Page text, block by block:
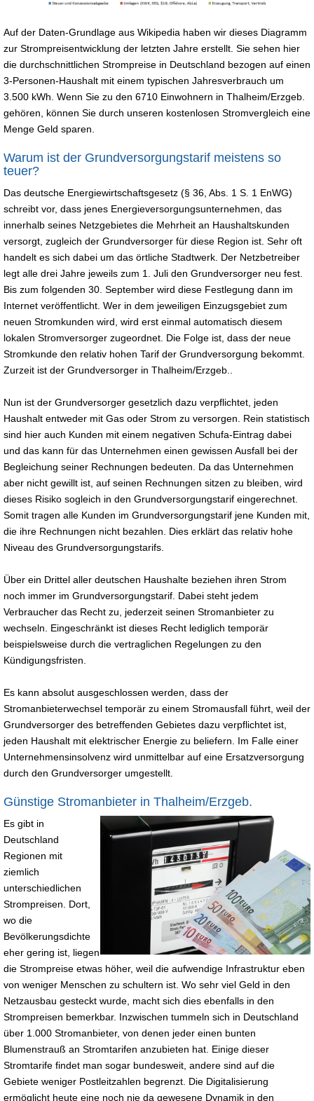
Auf der Daten-Grundlage aus Wikipedia haben wir dieses Diagramm
zur Strompreisentwicklung der letzten Jahre erstellt. Sie sehen hier
die durchschnittlichen Strompreise in Deutschland bezogen auf einen
3-Personen-Haushalt mit einem typischen Jahresverbrauch um
3.500 kWh. Wenn Sie zu den 6710 Einwohnern in Thalheim/Erzgeb.
gehören, können Sie durch unseren kostenlosen Stromvergleich eine
Menge Geld sparen.
Warum ist der Grundversorgungstarif meistens so
teuer?
Das deutsche Energiewirtschaftsgesetz (§ 36, Abs. 1 S. 1 EnWG)
schreibt vor, dass jenes Energieversorgungsunternehmen, das
innerhalb seines Netzgebietes die Mehrheit an Haushaltskunden
versorgt, zugleich der Grundversorger für diese Region ist. Sehr oft
handelt es sich dabei um das örtliche Stadtwerk. Der Netzbetreiber
legt alle drei Jahre jeweils zum 1. Juli den Grundversorger neu fest.
Bis zum folgenden 30. September wird diese Festlegung dann im
Internet veröffentlicht. Wer in dem jeweiligen Einzugsgebiet zum
neuen Stromkunden wird, wird erst einmal automatisch diesem
lokalen Stromversorger zugeordnet. Die Folge ist, dass der neue
Stromkunde den relativ hohen Tarif der Grundversorgung bekommt.
Zurzeit ist der Grundversorger in Thalheim/Erzgeb..
Nun ist der Grundversorger gesetzlich dazu verpflichtet, jeden
Haushalt entweder mit Gas oder Strom zu versorgen. Rein statistisch
sind hier auch Kunden mit einem negativen Schufa-Eintrag dabei
und das kann für das Unternehmen einen gewissen Ausfall bei der
Begleichung seiner Rechnungen bedeuten. Da das Unternehmen
aber nicht gewillt ist, auf seinen Rechnungen sitzen zu bleiben, wird
dieses Risiko sogleich in den Grundversorgungstarif eingerechnet.
Somit tragen alle Kunden im Grundversorgungstarif jene Kunden mit,
die ihre Rechnungen nicht bezahlen. Dies erklärt das relativ hohe
Niveau des Grundversorgungstarifs.
Über ein Drittel aller deutschen Haushalte beziehen ihren Strom
noch immer im Grundversorgungstarif. Dabei steht jedem
Verbraucher das Recht zu, jederzeit seinen Stromanbieter zu
wechseln. Eingeschränkt ist dieses Recht lediglich temporär
beispielsweise durch die vertraglichen Regelungen zu den
Kündigungsfristen.
Es kann absolut ausgeschlossen werden, dass der
Stromanbieterwechsel temporär zu einem Stromausfall führt, weil der
Grundversorger des betreffenden Gebietes dazu verpflichtet ist,
jeden Haushalt mit elektrischer Energie zu beliefern. Im Falle einer
Unternehmensinsolvenz wird unmittelbar auf eine Ersatzversorgung
durch den Grundversorger umgestellt.
Günstige Stromanbieter in Thalheim/Erzgeb.
Es gibt in
Deutschland
Regionen mit
ziemlich
unterschiedlichen
Strompreisen. Dort,
wo die
Bevölkerungsdichte
eher gering ist, liegen
die Strompreise etwas höher, weil die aufwendige Infrastruktur eben
von weniger Menschen zu schultern ist. Wo sehr viel Geld in den
Netzausbau gesteckt wurde, macht sich dies ebenfalls in den
Strompreisen bemerkbar. Inzwischen tummeln sich in Deutschland
über 1.000 Stromanbieter, von denen jeder einen bunten
Blumenstrauß an Stromtarifen anzubieten hat. Einige dieser
Stromtarife findet man sogar bundesweit, andere sind auf die
Gebiete weniger Postleitzahlen begrenzt. Die Digitalisierung
ermöglicht heute eine noch nie da gewesene Dynamik in den